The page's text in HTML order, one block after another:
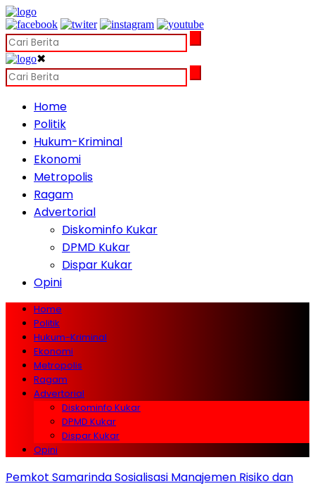
✖
Home
Politik
Hukum-Kriminal
Ekonomi
Metropolis
Ragam
Advertorial
Diskominfo Kukar
DPMD Kukar
Dispar Kukar
Opini
Home
Politik
Hukum-Kriminal
Ekonomi
Metropolis
Ragam
Advertorial
Diskominfo Kukar
DPMD Kukar
Dispar Kukar
Opini
Pemkot Samarinda Sosialisasi Manajemen Risiko dan